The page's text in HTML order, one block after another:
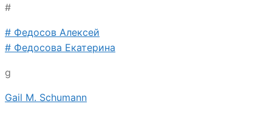
#
# Федосов Алексей
# Федосова Екатерина
g
Gail M. Schumann